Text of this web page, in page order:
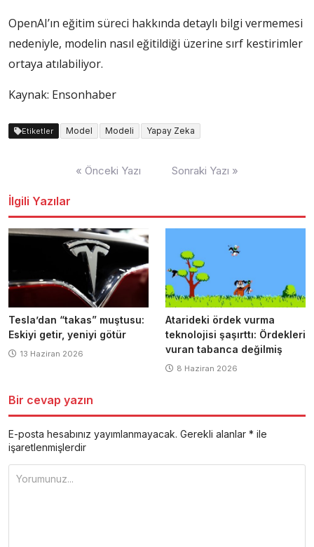
OpenAI’ın eğitim süreci hakkında detaylı bilgi vermemesi
nedeniyle, modelin nasıl eğitildiği üzerine sırf kestirimler
ortaya atılabiliyor.
Kaynak: Ensonhaber
Etiketler Model Modeli Yapay Zeka
« Önceki Yazı Sonraki Yazı »
İlgili Yazılar
Tesla’dan “takas” muştusu:
Eskiyi getir, yeniyi götür
13 Haziran 2026
Atarideki ördek vurma
teknolojisi şaşırttı: Ördekleri
vuran tabanca değilmiş
8 Haziran 2026
Bir cevap yazın
E-posta hesabınız yayımlanmayacak. Gerekli alanlar * ile
işaretlenmişlerdir